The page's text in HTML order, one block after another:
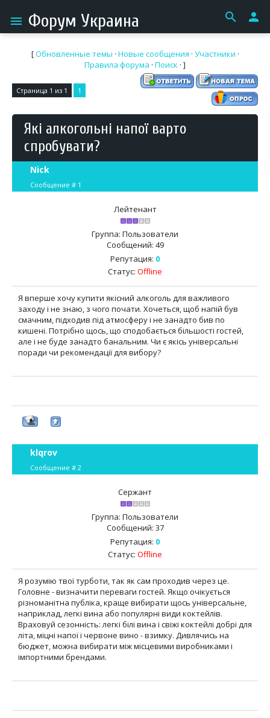
menu Форум Украина search person
[Обновленные темы · Новые сообщения · Участники ·
Правила форума · Поиск · ]
Страница 1 из 1 1
Які алкогольні напої варто
спробувати?
Nick
Сообщение # 1
Лейтенант
Группа: Пользователи
Сообщений: 49
Репутация: 0
Статус: Offline
Я вперше хочу купити якісний алкоголь для важливого
заходу і не знаю, з чого почати. Хочеться, щоб напій був
смачним, підходив під атмосферу і не занадто бив по
кишені. Потрібно щось, що сподобається більшості гостей,
але і не буде занадто банальним. Чи є якісь універсальні
поради чи рекомендації для вибору?
klqrov
Сообщение # 2
Сержант
Группа: Пользователи
Сообщений: 37
Репутация: 0
Статус: Offline
Я розумію твої турботи, так як сам проходив через це.
Головне - визначити переваги гостей. Якщо очікується
різноманітна публіка, краще вибирати щось універсальне,
наприклад, легкі вина або популярні види коктейлів.
Враховуй сезонність: легкі білі вина і свіжі коктейлі добрі для
літа, міцні напої і червоне вино - взимку. Дивлячись на
бюджет, можна вибирати між місцевими виробниками і
імпортними брендами.